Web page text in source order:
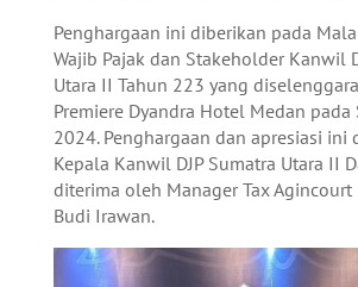
Penghargaan ini diberikan pada
Wajib Pajak dan Stakeholder Kanwil
Utara II Tahun 223 yang
Premiere Dyandra Hotel Medan pada
2024. Penghargaan dan apresiasi ini
Kepala Kanwil DJP Sumatra Utara II
diterima oleh Manager Tax Agincourt
Budi Irawan.